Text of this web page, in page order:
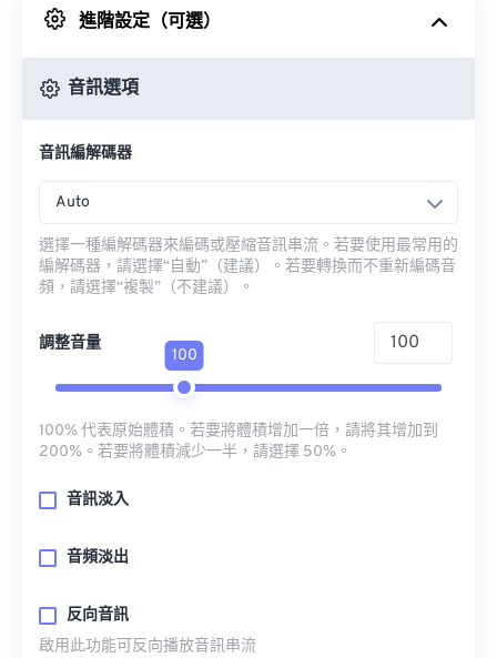
來自 Google 雲端硬碟
進階設定（可選）
音訊選項
音訊編解碼器
Auto
選擇一種編解碼器來編碼或壓縮音訊串流。若要使用最常用的
編解碼器，請選擇“自動”（建議）。若要轉換而不重新編碼音
頻，請選擇“複製”（不建議）。
調整音量
100
100% 代表原始體積。若要將體積增加一倍，請將其增加到
200%。若要將體積減少一半，請選擇 50%。
音訊淡入
音頻淡出
反向音訊
啟用此功能可反向播放音訊串流